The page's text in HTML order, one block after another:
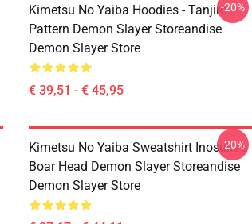
Kimetsu No Yaiba Hoodies - Tanjiro
Pattern Demon Slayer Storeandise
Demon Slayer Store
€ 39,51 - € 45,95
-20%
Kimetsu No Yaiba Sweatshirt Inosuke's
Boar Head Demon Slayer Storeandise
Demon Slayer Store
-20%